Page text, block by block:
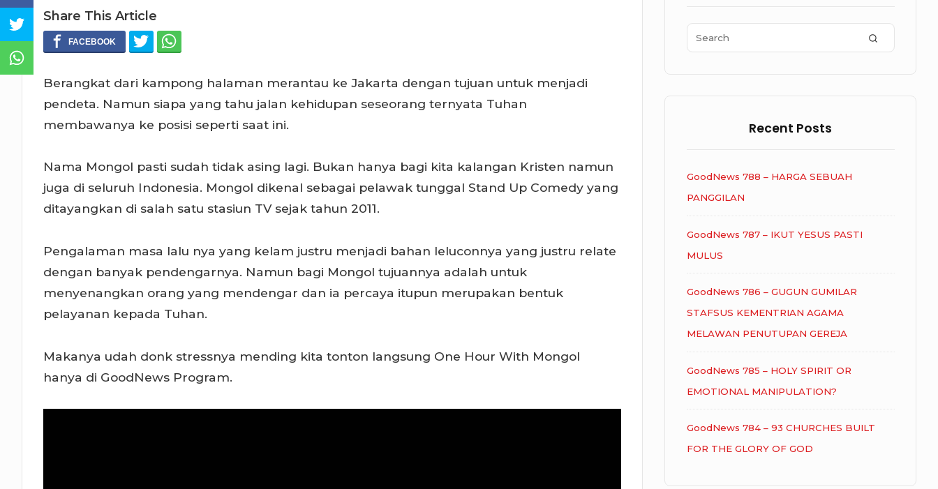
Share This Article
Berangkat dari kampong halaman merantau ke Jakarta dengan tujuan untuk menjadi
pendeta. Namun siapa yang tahu jalan kehidupan seseorang ternyata Tuhan
membawanya ke posisi seperti saat ini.
Nama Mongol pasti sudah tidak asing lagi. Bukan hanya bagi kita kalangan Kristen namun
juga di seluruh Indonesia. Mongol dikenal sebagai pelawak tunggal Stand Up Comedy yang
ditayangkan di salah satu stasiun TV sejak tahun 2011.
Pengalaman masa lalu nya yang kelam justru menjadi bahan leluconnya yang justru relate
dengan banyak pendengarnya. Namun bagi Mongol tujuannya adalah untuk
menyenangkan orang yang mendengar dan ia percaya itupun merupakan bentuk
pelayanan kepada Tuhan.
Makanya udah donk stressnya mending kita tonton langsung One Hour With Mongol
hanya di GoodNews Program.
Search
for:
Recent Posts
GoodNews 788 – HARGA SEBUAH
PANGGILAN
GoodNews 787 – IKUT YESUS PASTI
MULUS
GoodNews 786 – GUGUN GUMILAR
STAFSUS KEMENTRIAN AGAMA
MELAWAN PENUTUPAN GEREJA
GoodNews 785 – HOLY SPIRIT OR
EMOTIONAL MANIPULATION?
GoodNews 784 – 93 CHURCHES BUILT
FOR THE GLORY OF GOD